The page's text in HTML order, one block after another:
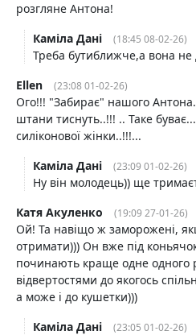
розгляне Антона!
Каміла Дані
(18:45 08-02-26)
Треба бутиближче,а вона не
Ellen
(23:08 01-02-26)
Ого!!! "Забирає" нашого
штани тиснуть..!!! .. Таке
силіконової жінки..!!!...
Каміла Дані
(23:09 01-02-26)
Ну він молодець)) ще
Катя Акуленко
(19:09 27-01-26)
Ой! Та навіщо ж заморожені,
отримати))) Он вже під
починають краще одне одного
відвертостями до якогось
а може і до кушетки)))
Каміла Дані
(23:05 01-02-26)